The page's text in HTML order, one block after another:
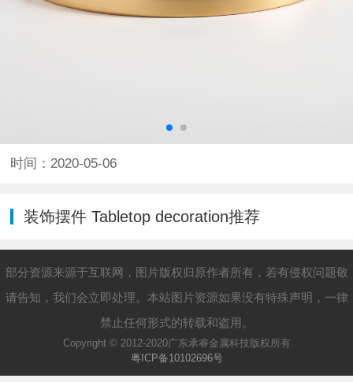
时间：2020-05-06
装饰摆件 Tabletop decoration推荐
部分资源来源于互联网，图片版权归原作者所有，若有侵权问题敬
请告知，我们会立即处理。本站图片资源如果没有特殊声明，一律
禁止任何形式的转载和盗用。
Copyright © 2012-2020广东承睿金属科技版权所有
粤ICP备10102696号